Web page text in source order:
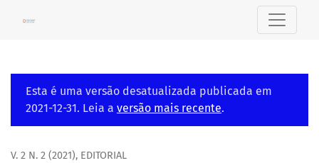
Esta é uma versão desatualizada publicada em
2021-12-31. Leia a versão mais recente.
V. 2 N. 2 (2021), EDITORIAL